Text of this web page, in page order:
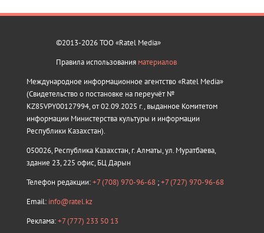
©2013-2026 ТОО «Ratel Media»
Правила использования материалов
Международное информационное агентство «Ratel Media»
(Свидетельство о постановке на переучёт №
KZ85VPY00127994, от 02.09.2025 г., выданное Комитетом
информации Министерства культуры и информации
Республики Казахстан).
050026, Республика Казахстан, г. Алматы, ул. Муратбаева,
здание 23, 225 офис, БЦ Дарын
Телефон редакции:+7 (708) 970-96-68 ;+7 (727) 970-96-68
Email: info@ratel.kz
Реклама:+7 (777) 233 50 13